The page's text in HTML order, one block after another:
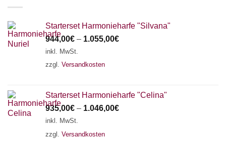
Starterset Harmonieharfe "Silvana"
944,00€ – 1.055,00€
inkl. MwSt.
zzgl. Versandkosten
Starterset Harmonieharfe "Celina"
935,00€ – 1.046,00€
inkl. MwSt.
zzgl. Versandkosten